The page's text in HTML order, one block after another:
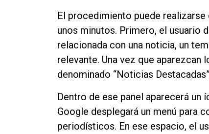
El procedimiento puede realizarse
unos minutos. Primero, el usuario
relacionada con una noticia, un
relevante. Una vez que aparezcan
denominado “Noticias
Dentro de ese panel aparecerá
Google desplegará un menú para
periodísticos. En ese espacio, el